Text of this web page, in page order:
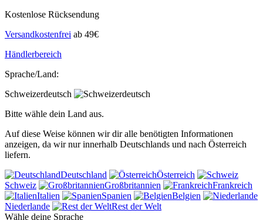
Kostenlose Rücksendung
Versandkostenfrei ab 49€
Händlerbereich
Sprache/Land:
Schweizerdeutsch
Bitte wähle dein Land aus.
Auf diese Weise können wir dir alle benötigten Informationen
anzeigen, da wir nur innerhalb Deutschlands und nach Österreich
liefern.
Deutschland
Österreich
Schweiz
Großbritannien
Frankreich
Italien
Spanien
Belgien
Niederlande
Rest der Welt
Wähle deine Sprache